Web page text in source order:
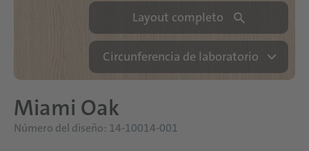
Layout completo
Circunferencia de laboratorio
Miami Oak
Número del diseño: 14-10014-001